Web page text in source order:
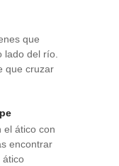
que
lado del río.
que cruzar
el ático con
encontrar
ático